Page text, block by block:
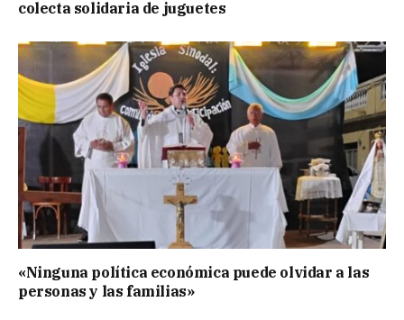
colecta solidaria de juguetes
«Ninguna política económica puede olvidar a las
personas y las familias»